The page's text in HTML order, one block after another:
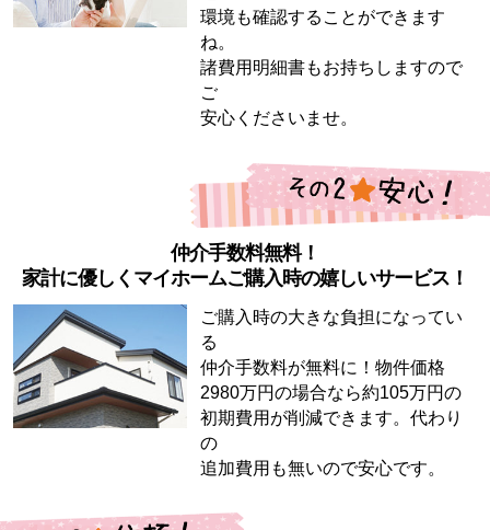
環境も確認することができます
ね。
諸費用明細書もお持ちしますので
ご
安心くださいませ。
仲介手数料無料！
家計に優しくマイホームご購入時の嬉しいサービス！
ご購入時の大きな負担になってい
る
仲介手数料が無料に！物件価格
2980万円の場合なら約105万円の
初期費用が削減できます。代わり
の
追加費用も無いので安心です。